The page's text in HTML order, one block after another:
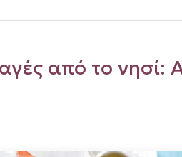
από το νησί: